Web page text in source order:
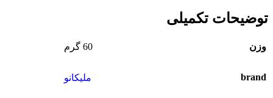
توضیحات تکمیلی
وزن 60 گرم
brand ملیکانو